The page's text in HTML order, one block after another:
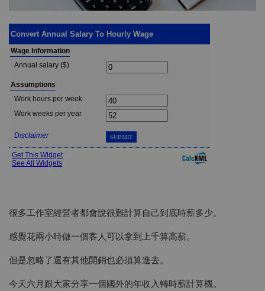
很多工作室經營者都會說很難計算自己到底時薪多少。
感覺花兩小時做一個客人可以拿到上千算高薪。
但是忽略了還有其他開銷也必須算進去。
今天六月跟大家分享一個國外的年收入轉時薪計算機。